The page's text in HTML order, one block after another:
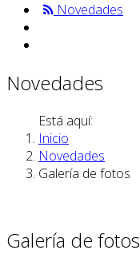
Novedades
Novedades
Está aquí:
Inicio
Novedades
Galería de fotos
Galería de fotos